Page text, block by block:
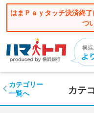
はまＰａｙタッチ決済終
つ
カテ
カテゴリー
一覧へ